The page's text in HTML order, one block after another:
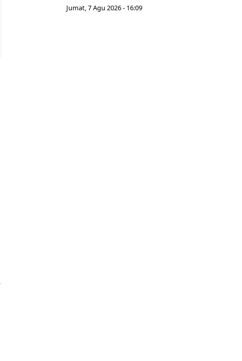
Jumat, 7 Agu 2026 - 16:09